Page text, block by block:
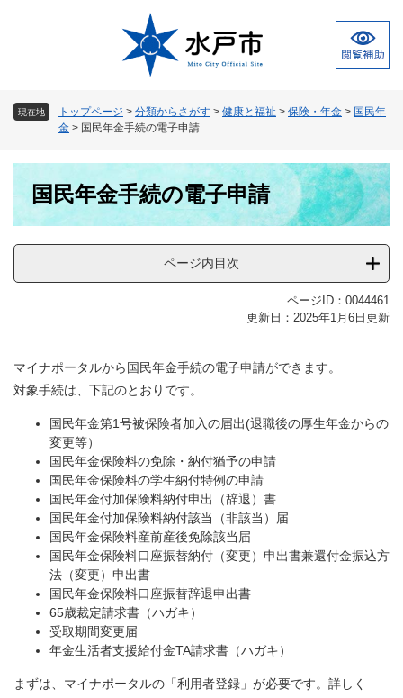
現在地 トップページ > 分類からさがす > 健康と福祉 > 保険・年金 > 国民年
金 > 国民年金手続の電子申請
国民年金手続の電子申請
ページ内目次
ページID：0044461
更新日：2025年1月6日更新
マイナポータルから国民年金手続の電子申請ができます。
対象手続は、下記のとおりです。
国民年金第1号被保険者加入の届出(退職後の厚生年金からの
変更等）
国民年金保険料の免除・納付猶予の申請
国民年金保険料の学生納付特例の申請
国民年金付加保険料納付申出（辞退）書
国民年金付加保険料納付該当（非該当）届
国民年金保険料産前産後免除該当届
国民年金保険料口座振替納付（変更）申出書兼還付金振込方
法（変更）申出書
国民年金保険料口座振替辞退申出書
65歳裁定請求書（ハガキ）
受取期間変更届
年金生活者支援給付金TA請求書（ハガキ）
まずは、マイナポータルの「利用者登録」が必要です。詳しく